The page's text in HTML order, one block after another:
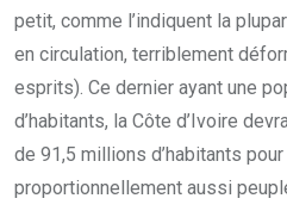
petit, comme l’indiquent la
en circulation, terriblement
esprits). Ce dernier ayant une
d’habitants, la Côte d’Ivoire
de 91,5 millions d’habitants pour
proportionnellement aussi